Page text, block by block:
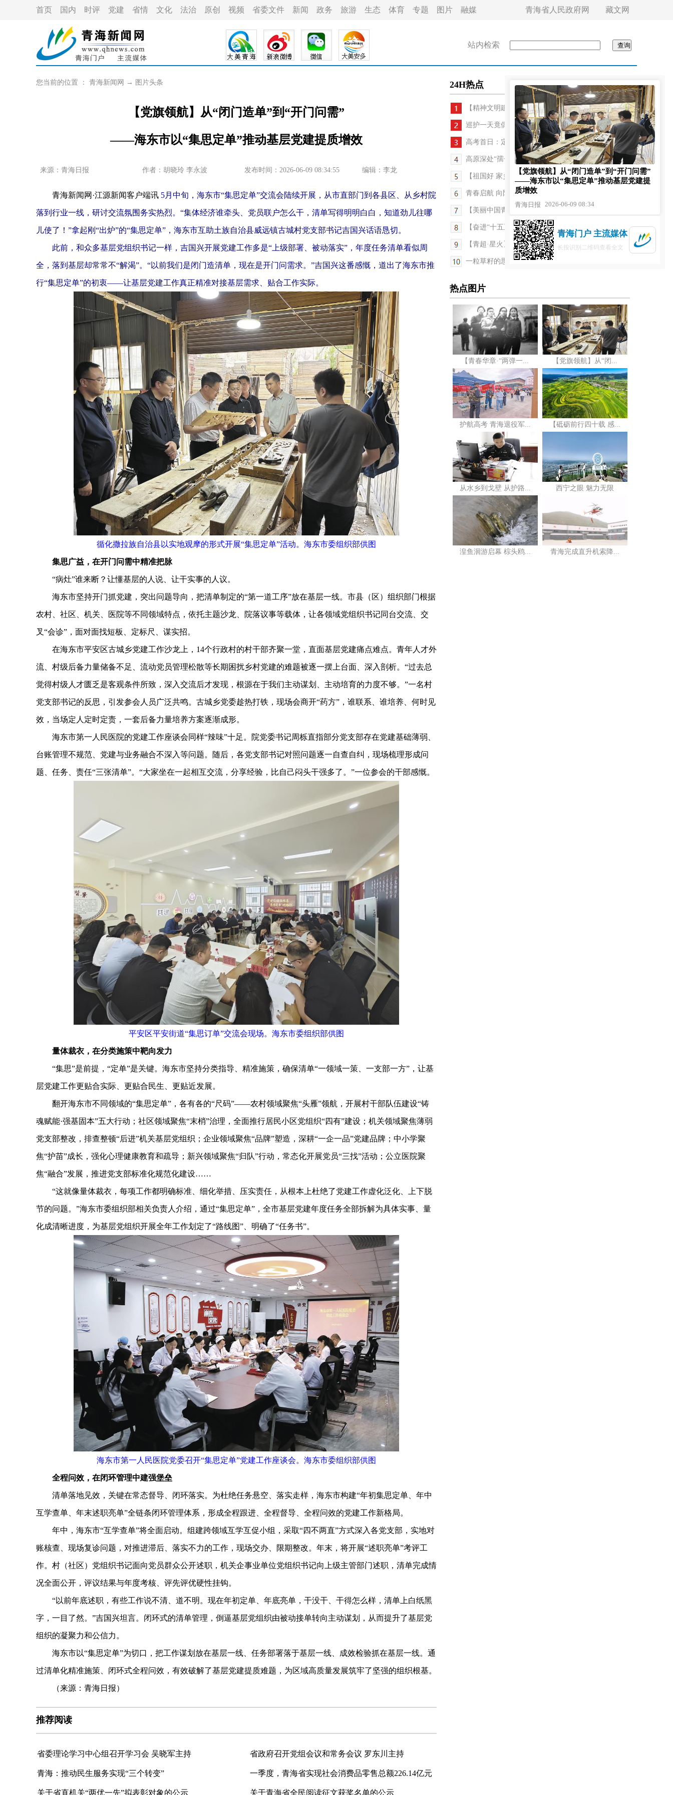
首页 国内 时评 党建 省情 文化 法治 原创 视频 省委文件 新闻 政务 旅游 生态 体育 专题 图片 融媒 青海省人民政府网 藏文网
站内检索
您当前的位置 ： 青海新闻网 → 图片头条
【党旗领航】从“闭门造单”到“开门问需”
——海东市以“集思定单”推动基层党建提质增效
来源：青海日报 作者： 胡晓玲 李永波 发布时间：2026-06-09 08:34:55 编辑：李龙
青海新闻网·江源新闻客户端讯 5月中旬，海东市“集思定单”交流会陆续开展，从市直部门到各县区、从乡村院
落到行业一线，研讨交流氛围务实热烈。“集体经济谁牵头、党员联户怎么干，清单写得明明白白，知道劲儿往哪
儿使了！”拿起刚“出炉”的“集思定单”，海东市互助土族自治县威远镇古城村党支部书记吉国兴话语恳切。
此前，和众多基层党组织书记一样，吉国兴开展党建工作多是“上级部署、被动落实”，年度任务清单看似周
全，落到基层却常常不“解渴”。“以前我们是闭门造清单，现在是开门问需求。”吉国兴这番感慨，道出了海东市推
行“集思定单”的初衷——让基层党建工作真正精准对接基层需求、贴合工作实际。
循化撒拉族自治县以实地观摩的形式开展“集思定单”活动。海东市委组织部供图
集思广益，在开门问需中精准把脉
“病灶”谁来断？让懂基层的人说、让干实事的人议。
海东市坚持开门抓党建，突出问题导向，把清单制定的“第一道工序”放在基层一线。市县（区）组织部门根据
农村、社区、机关、医院等不同领域特点，依托主题沙龙、院落议事等载体，让各领域党组织书记同台交流、交
叉“会诊”，面对面找短板、定标尺、谋实招。
在海东市平安区古城乡党建工作沙龙上，14个行政村的村干部齐聚一堂，直面基层党建痛点难点。青年人才外
流、村级后备力量储备不足、流动党员管理松散等长期困扰乡村党建的难题被逐一摆上台面、深入剖析。“过去总
觉得村级人才匮乏是客观条件所致，深入交流后才发现，根源在于我们主动谋划、主动培育的力度不够。”一名村
党支部书记的反思，引发参会人员广泛共鸣。古城乡党委趁热打铁，现场会商开“药方”，谁联系、谁培养、何时见
效，当场定人定时定责，一套后备力量培养方案逐渐成形。
海东市第一人民医院的党建工作座谈会同样“辣味”十足。院党委书记周栎直指部分党支部存在党建基础薄弱、
台账管理不规范、党建与业务融合不深入等问题。随后，各党支部书记对照问题逐一自查自纠，现场梳理形成问
题、任务、责任“三张清单”。“大家坐在一起相互交流，分享经验，比自己闷头干强多了。”一位参会的干部感慨。
平安区平安街道“集思订单”交流会现场。海东市委组织部供图
量体裁衣，在分类施策中靶向发力
“集思”是前提，“定单”是关键。海东市坚持分类指导、精准施策，确保清单“一领域一策、一支部一方”，让基
层党建工作更贴合实际、更贴合民生、更贴近发展。
翻开海东市不同领域的“集思定单”，各有各的“尺码”——农村领域聚焦“头雁”领航，开展村干部队伍建设“铸
魂赋能·强基固本”五大行动；社区领域聚焦“末梢”治理，全面推行居民小区党组织“四有”建设；机关领域聚焦薄弱
党支部整改，排查整顿“后进”机关基层党组织；企业领域聚焦“品牌”塑造，深耕“一企一品”党建品牌；中小学聚
焦“护苗”成长，强化心理健康教育和疏导；新兴领域聚焦“归队”行动，常态化开展党员“三找”活动；公立医院聚
焦“融合”发展，推进党支部标准化规范化建设……
“这就像量体裁衣，每项工作都明确标准、细化举措、压实责任，从根本上杜绝了党建工作虚化泛化、上下脱
节的问题。”海东市委组织部相关负责人介绍，通过“集思定单”，全市基层党建年度任务全部拆解为具体实事、量
化成清晰进度，为基层党组织开展全年工作划定了“路线图”、明确了“任务书”。
海东市第一人民医院党委召开“集思定单”党建工作座谈会。海东市委组织部供图
全程问效，在闭环管理中建强堡垒
清单落地见效，关键在常态督导、闭环落实。为杜绝任务悬空、落实走样，海东市构建“年初集思定单、年中
互学查单、年末述职亮单”全链条闭环管理体系，形成全程跟进、全程督导、全程问效的党建工作新格局。
年中，海东市“互学查单”将全面启动。组建跨领域互学互促小组，采取“四不两直”方式深入各党支部，实地对
账核查、现场复诊问题，对推进滞后、落实不力的工作，现场交办、限期整改。年末，将开展“述职亮单”考评工
作。村（社区）党组织书记面向党员群众公开述职，机关企事业单位党组织书记向上级主管部门述职，清单完成情
况全面公开，评议结果与年度考核、评先评优硬性挂钩。
“以前年底述职，有些工作说不清、道不明。现在年初定单、年底亮单，干没干、干得怎么样，清单上白纸黑
字，一目了然。”吉国兴坦言。闭环式的清单管理，倒逼基层党组织由被动接单转向主动谋划，从而提升了基层党
组织的凝聚力和公信力。
海东市以“集思定单”为切口，把工作谋划放在基层一线、任务部署落于基层一线、成效检验抓在基层一线。通
过清单化精准施策、闭环式全程问效，有效破解了基层党建提质难题，为区域高质量发展筑牢了坚强的组织根基。
（来源：青海日报）
推荐阅读
省委理论学习中心组召开学习会 吴晓军主持 省政府召开党组会议和常务会议 罗东川主持
青海：推动民生服务实现“三个转变” 一季度，青海省实现社会消费品零售总额226.14亿元
关于省直机关“两优一先”拟表彰对象的公示 关于青海省全民阅读征文获奖名单的公示
24H热点
【精神文明建设西宁在行动】葵园有光 雷锋常在
巡护一天竟偶遇千头藏野驴
高考首日：定格西宁独有的踏实与暖意
高原深处“孺子牛”——记“全国最美科技工作者”...
【祖国好 家乡美】一碗热乎饭 见证为民心
青春启航 向阳而生——2026年高考首日见闻
【美丽中国青海行】一湖碧波荡漾 两岸生灵欢歌
【奋进“十五五”·真抓实干谱新篇】新政松绑赋能 ...
【青超·星火】幕后的“隐形战队”：没有他们 就没...
一粒草籽的思政课
热点图片
【青春华章·“两弹一... 【党旗领航】从“闭...
护航高考 青海退役军... 【砥砺前行四十载 感...
从水乡到戈壁 从护路... 西宁之眼 魅力无限
湟鱼洄游启幕 棕头鸥... 青海完成直升机索降...
【党旗领航】从“闭门造单”到“开门问需”
——海东市以“集思定单”推动基层党建提
质增效
青海日报 2026-06-09 08:34
青海门户 主流媒体
长按识别二维码查看全文